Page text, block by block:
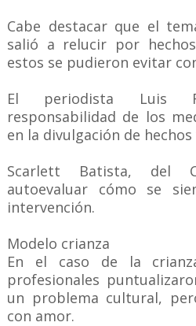
Cabe destacar que el
salió a relucir por
estos se pudieron evitar
El periodista Luis
responsabilidad de los
en la divulgación de
Scarlett Batista, del
autoevaluar cómo se
intervención.
Modelo crianza
En el caso de la
profesionales
un problema cultural,
con amor.